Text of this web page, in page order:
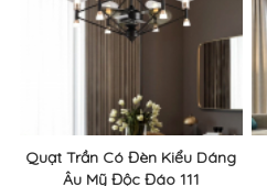
Quạt Trần Có Đèn Kiểu Dáng
Âu Mỹ Độc Đáo 111